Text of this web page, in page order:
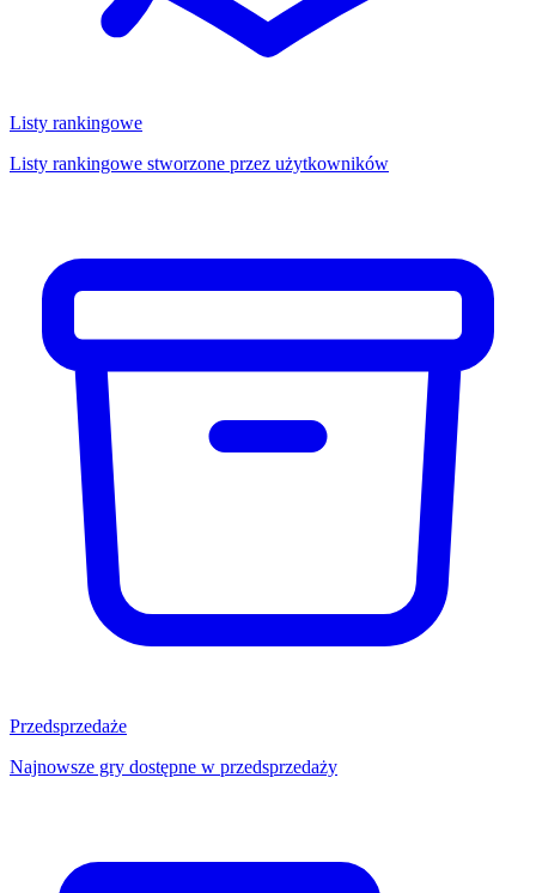
Listy rankingowe
Listy rankingowe stworzone przez użytkowników
Przedsprzedaże
Najnowsze gry dostępne w przedsprzedaży